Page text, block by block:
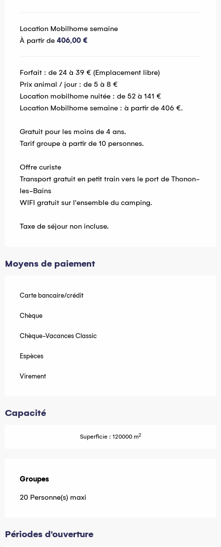
Location Mobilhome semaine
À partir de 406,00 €
Forfait : de 24 à 39 € (Emplacement libre)
Prix animal / jour : de 5 à 8 €
Location mobilhome nuitée : de 52 à 141 €
Location Mobilhome semaine : à partir de 406 €.
Gratuit pour les moins de 4 ans.
Tarif groupe à partir de 10 personnes.
Offre curiste
Transport gratuit en petit train vers le port de Thonon-
les-Bains
WIFI gratuit sur l'ensemble du camping.
Taxe de séjour non incluse.
Moyens de paiement
Carte bancaire/crédit
Chèque
Chèque-Vacances Classic
Espèces
Virement
Capacité
Superficie : 120000 m2
Groupes
Groupes
20 Personne(s) maxi
Périodes d'ouverture